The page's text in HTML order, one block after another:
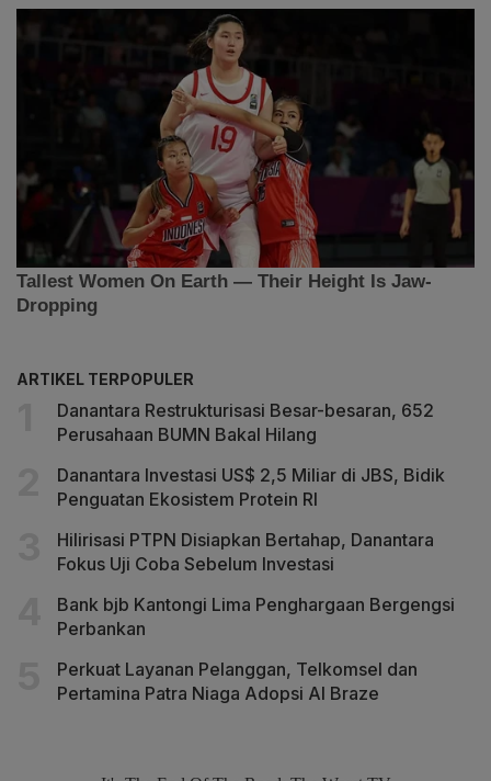
ARTIKEL TERPOPULER
Danantara Restrukturisasi Besar-besaran, 652
Perusahaan BUMN Bakal Hilang
Danantara Investasi US$ 2,5 Miliar di JBS, Bidik
Penguatan Ekosistem Protein RI
Hilirisasi PTPN Disiapkan Bertahap, Danantara
Fokus Uji Coba Sebelum Investasi
Bank bjb Kantongi Lima Penghargaan Bergengsi
Perbankan
Perkuat Layanan Pelanggan, Telkomsel dan
Pertamina Patra Niaga Adopsi AI Braze